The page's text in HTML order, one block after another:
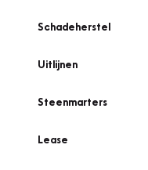
Schadeherstel
Uitlijnen
Steenmarters
Lease